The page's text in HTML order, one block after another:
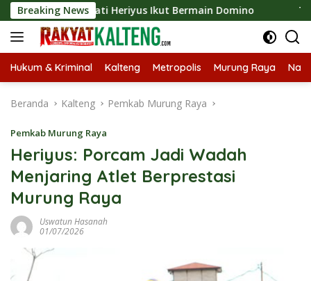
Langsung
ke
konten
Breaking News
Bupati Heriyus Ikut Bermain Domino Tekan
Hukum & Kriminal Kalteng Metropolis Murung Raya
Beranda Kalteng Pemkab Murung Raya
Pemkab Murung Raya
Heriyus: Porcam Jadi Wadah
Menjaring Atlet Berprestasi
Murung Raya
Uswatun Hasanah
01/07/2026